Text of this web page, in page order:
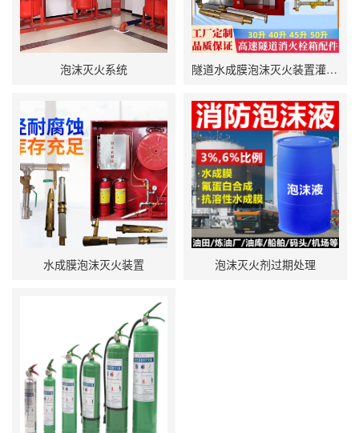
泡沫灭火系统 隧道水成膜泡沫灭火装置灌装要点
水成膜泡沫灭火装置 泡沫灭火剂过期处理